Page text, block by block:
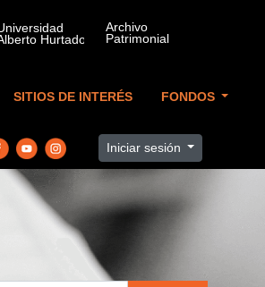
SITIOS DE INTERÉS FONDOS
Iniciar sesión